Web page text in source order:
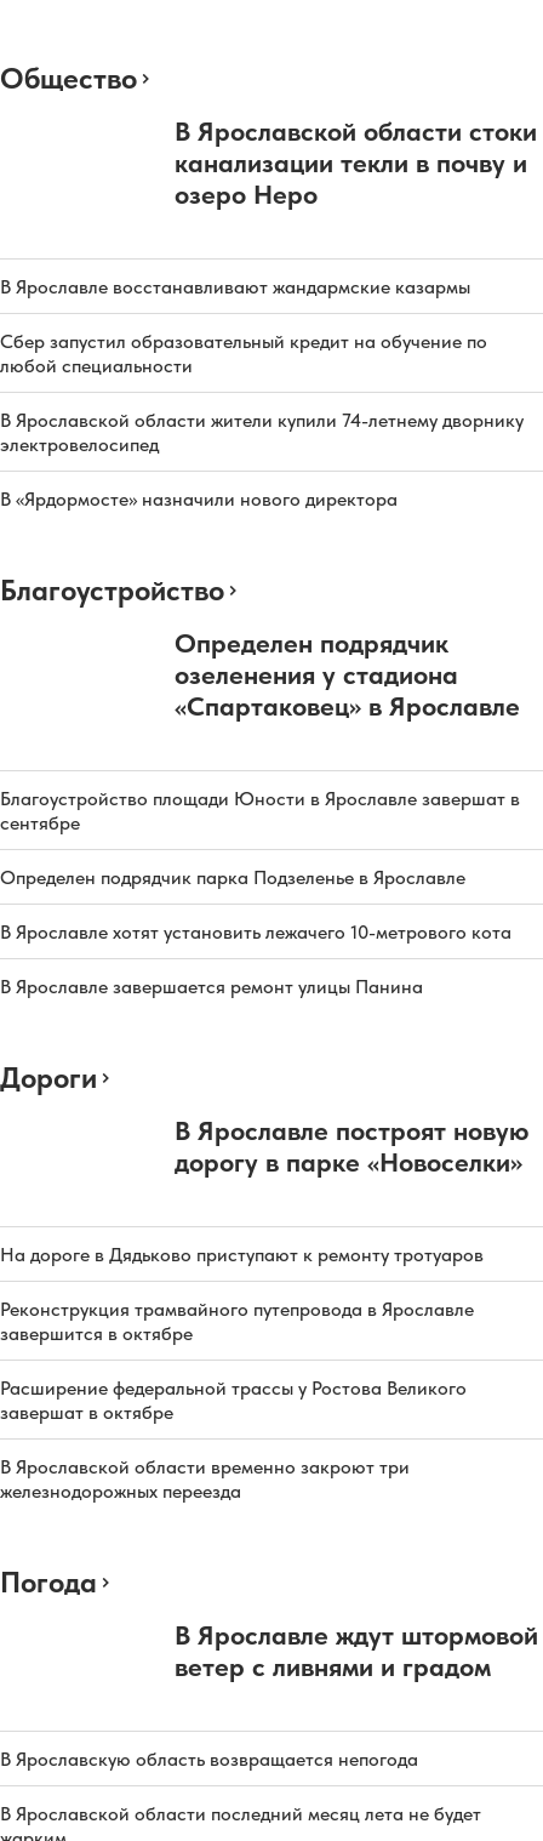
Общество
В Ярославской области стоки
канализации текли в почву и
озеро Неро
В Ярославле восстанавливают жандармские казармы
Сбер запустил образовательный кредит на обучение по
любой специальности
В Ярославской области жители купили 74-летнему дворнику
электровелосипед
В «Ярдормосте» назначили нового директора
Благоустройство
Определен подрядчик
озеленения у стадиона
«Спартаковец» в Ярославле
Благоустройство площади Юности в Ярославле завершат в
сентябре
Определен подрядчик парка Подзеленье в Ярославле
В Ярославле хотят установить лежачего 10-метрового кота
В Ярославле завершается ремонт улицы Панина
Дороги
В Ярославле построят новую
дорогу в парке «Новоселки»
На дороге в Дядьково приступают к ремонту тротуаров
Реконструкция трамвайного путепровода в Ярославле
завершится в октябре
Расширение федеральной трассы у Ростова Великого
завершат в октябре
В Ярославской области временно закроют три
железнодорожных переезда
Погода
В Ярославле ждут штормовой
ветер с ливнями и градом
В Ярославскую область возвращается непогода
В Ярославской области последний месяц лета не будет